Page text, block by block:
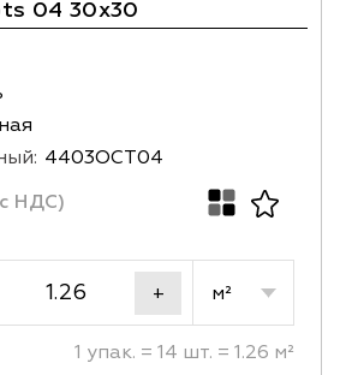
04 30x30
4403OCT04
НДС)
+ м²
1 упак. = 14 шт. = 1.26 м²